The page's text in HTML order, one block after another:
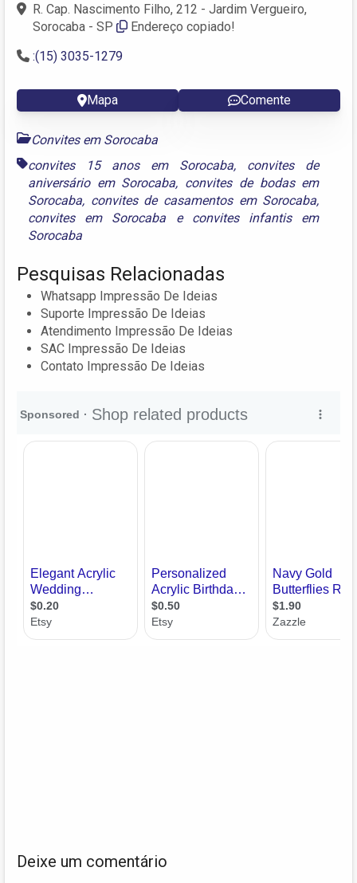
R. Cap. Nascimento Filho, 212 - Jardim Vergueiro,
Sorocaba - SP
Endereço copiado!
:(15) 3035-1279
Mapa Comente
Convites em Sorocaba
convites 15 anos em Sorocaba, convites de
aniversário em Sorocaba, convites de bodas em
Sorocaba, convites de casamentos em Sorocaba,
convites em Sorocaba e convites infantis em
Sorocaba
Pesquisas Relacionadas
Whatsapp Impressão De Ideias
Suporte Impressão De Ideias
Atendimento Impressão De Ideias
SAC Impressão De Ideias
Contato Impressão De Ideias
Deixe um comentário